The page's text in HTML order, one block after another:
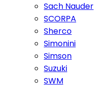
Sach Nauder
SCORPA
Sherco
Simonini
Simson
Suzuki
SWM